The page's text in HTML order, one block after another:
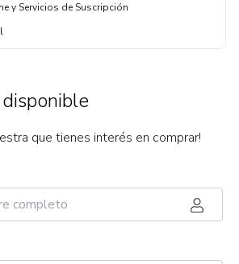
y Servicios de Suscripción
que tienes interés en comprar!